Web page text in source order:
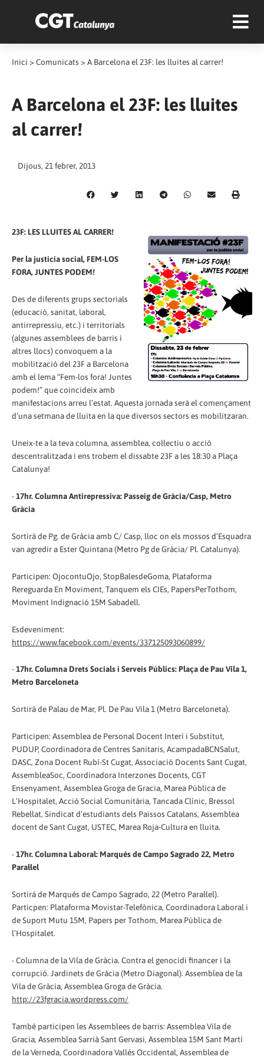
Inici > Comunicats > A Barcelona el 23F: les lluites al carrer!
A Barcelona el 23F: les lluites
al carrer!
Dijous, 21 febrer, 2013
23F: LES LLUITES AL CARRER!
Per la justícia social, FEM-LOS
FORA, JUNTES PODEM!
Des de diferents grups sectorials
(educació, sanitat, laboral,
antirrepressiu, etc.) i territorials
(algunes assemblees de barris i
altres llocs) convoquem a la
mobilització del 23F a Barcelona
amb el lema “Fem-los fora! Juntes
podem!” que coincideix amb
manifestacions arreu l’estat. Aquesta jornada serà el començament
d’una setmana de lluita en la que diversos sectors es mobilitzaran.
Uneix-te a la teva columna, assemblea, col·lectiu o acció
descentralitzada i ens trobem el dissabte 23F a les 18:30 a Plaça
Catalunya!
-17hr. Columna Antirepressiva: Passeig de Gràcia/Casp, Metro
Gràcia
Sortirà de Pg. de Gràcia amb C/ Casp, lloc on els mossos d’Esquadra
van agredir a Ester Quintana (Metro Pg de Gràcia/ Pl. Catalunya).
Participen: OjocontuOjo, StopBalesdeGoma, Plataforma
Rereguarda En Moviment, Tanquem els CIEs, PapersPerTothom,
Moviment Indignació 15M Sabadell.
Esdeveniment:
https://www.facebook.com/events/337125093060899/
-17hr. Columna Drets Socials i Serveis Públics: Plaça de Pau Vila 1,
Metro Barceloneta
Sortirà de Palau de Mar, Pl. De Pau Vila 1 (Metro Barceloneta).
Participen: Assemblea de Personal Docent Interí i Substitut,
PUDUP, Coordinadora de Centres Sanitaris, AcampadaBCNSalut,
DASC, Zona Docent Rubí-St Cugat, Associació Docents Sant Cugat,
AssembleaSoc, Coordinadora Interzones Docents, CGT
Ensenyament, Assemblea Groga de Gracia, Marea Pública de
L’Hospitalet, Acció Social Comunitària, Tancada Clínic, Bressol
Rebel·lat, Sindicat d’estudiants dels Paissos Catalans, Assemblea
docent de Sant Cugat, USTEC, Marea Roja-Cultura en lluita.
-17hr. Columna Laboral: Marqués de Campo Sagrado 22, Metro
Paral·lel
Sortirá de Marqués de Campo Sagrado, 22 (Metro Paral·lel).
Particpen: Plataforma Movistar-Telefònica, Coordinadora Laboral i
de Suport Mutu 15M, Papers per Tothom, Marea Pública de
l’Hospitalet.
- Columna de la Vila de Gràcia. Contra el genocidi financer i la
corrupció. Jardinets de Gràcia (Metro Diagonal). Assemblea de la
Vila de Gràcia, Assemblea Groga de Gràcia.
http://23fgracia.wordpress.com/
També participen les Assemblees de barris: Assemblea Vila de
Gracia, Assemblea Sarrià Sant Gervasi, Assemblea 15M Sant Martí
de la Verneda, Coordinadora Vallés Occidental, Assemblea de